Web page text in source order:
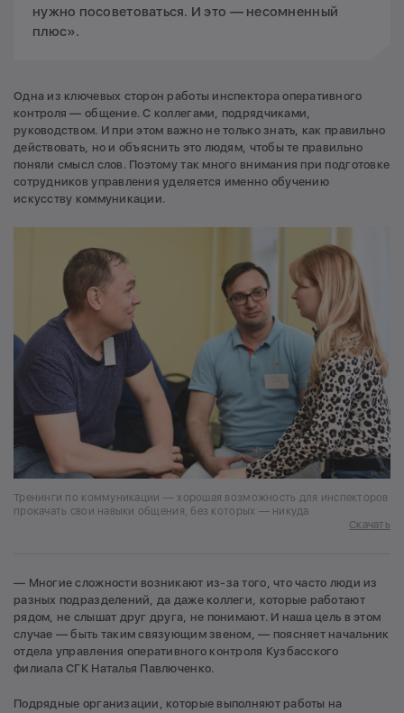
нужно посоветоваться. И это — несомненный
плюс».
Одна из ключевых сторон работы инспектора оперативного
контроля — общение. С коллегами, подрядчиками,
руководством. И при этом важно не только знать, как правильно
действовать, но и объяснить это людям, чтобы те правильно
поняли смысл слов. Поэтому так много внимания при подготовке
сотрудников управления уделяется именно обучению
искусству коммуникации.
Тренинги по коммуникации — хорошая возможность для инспекторов
прокачать свои навыки общения, без которых — никуда
Скачать
— Многие сложности возникают из-за того, что часто люди из
разных подразделений, да даже коллеги, которые работают
рядом, не слышат друг друга, не понимают. И наша цель в этом
случае — быть таким связующим звеном, — поясняет начальник
отдела управления оперативного контроля Кузбасского
филиала СГК Наталья Павлюченко.
Подрядные организации, которые выполняют работы на